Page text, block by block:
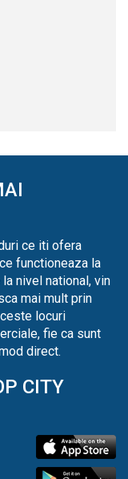
ce iti ofera
functioneaza la
nivel national, vin
mai mult prin
locuri
fie ca sunt
direct.
CITY